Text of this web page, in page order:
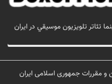
تئاتر تلويزيون موسيقي در ايران
و مقررات جمهوری اسلامی ایران